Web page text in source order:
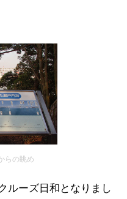
らの眺め
ルーズ日和となりまし